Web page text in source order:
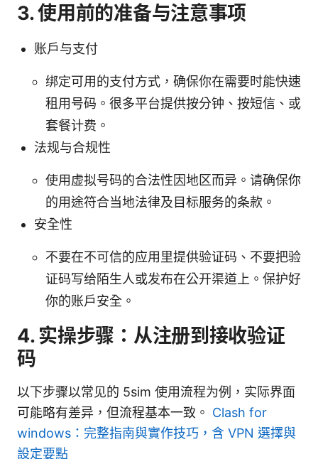
3. 使用前的准备与注意事项
账户与支付
绑定可用的支付方式，确保你在需要时能快速
租用号码。很多平台提供按分钟、按短信、或
套餐计费。
法规与合规性
使用虚拟号码的合法性因地区而异。请确保你
的用途符合当地法律及目标服务的条款。
安全性
不要在不可信的应用里提供验证码、不要把验
证码写给陌生人或发布在公开渠道上。保护好
你的账户安全。
4. 实操步骤：从注册到接收验证
码
以下步骤以常见的 5sim 使用流程为例，实际界面
可能略有差异，但流程基本一致。 Clash for
windows：完整指南與實作技巧，含 VPN 選擇與
設定要點